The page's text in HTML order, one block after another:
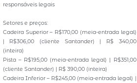
responsáveis legais
Setores e preços:
Cadeira Superior – R$170,00 (meia-entrada legal)
| R$306,00 (cliente Santander) | R$ 340,00
(inteira)
Pista – R$195,00 (meia-entrada legal) | R$351,00
(cliente Santander) | R$ 390,00 (inteira)
Cadeira Inferior – R$245,00 (meia-entrada legal) |